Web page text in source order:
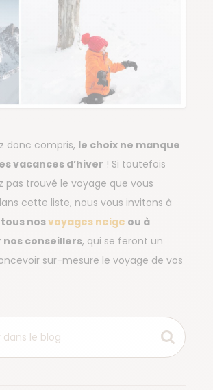
donc compris, le choix ne manque
vacances d’hiver ! Si toutefois
pas trouvé le voyage que vous
cette liste, nous vous invitons à
nosvoyages neige ou à
conseillers, qui se feront un
sur-mesure le voyage de vos